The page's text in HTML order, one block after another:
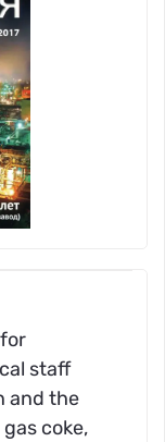
staff
and the
coke,